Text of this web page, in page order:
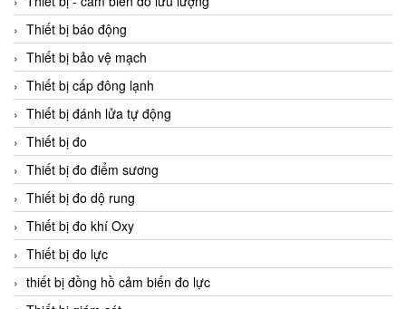
Thiết bị báo động
Thiết bị bảo vệ mạch
Thiết bị cấp đông lạnh
Thiết bị đánh lửa tự động
Thiết bị đo
Thiết bị đo điểm sương
Thiết bị đo dộ rung
Thiết bị đo khí Oxy
Thiết bị đo lực
thiết bị đồng hồ cảm biến đo lực